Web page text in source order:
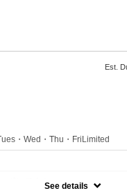
Est.
・Wed・Thu・FriLimited
ーポンです★See details